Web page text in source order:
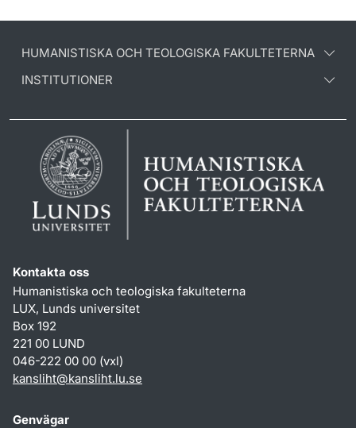
HUMANISTISKA OCH TEOLOGISKA FAKULTETERNA
INSTITUTIONER
Kontakta oss
Humanistiska och teologiska fakulteterna
LUX, Lunds universitet
Box 192
221 00 LUND
046-222 00 00 (vxl)
kansliht@kansliht.lu.se
Genvägar